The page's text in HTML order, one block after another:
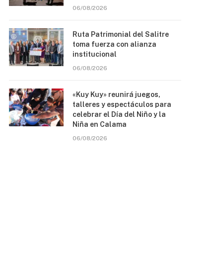
06/08/2026
Ruta Patrimonial del Salitre
toma fuerza con alianza
institucional
06/08/2026
«Kuy Kuy» reunirá juegos,
talleres y espectáculos para
celebrar el Día del Niño y la
Niña en Calama
06/08/2026